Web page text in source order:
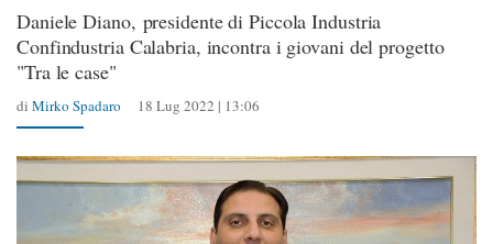
Daniele Diano, presidente di Piccola Industria
Confindustria Calabria, incontra i giovani del progetto
"Tra le case"
di Mirko Spadaro 18 Lug 2022 | 13:06